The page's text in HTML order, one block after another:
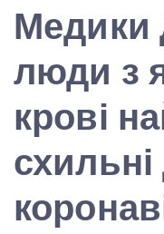
Медики
люди з
крові